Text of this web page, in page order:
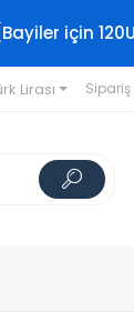
için
Lirası